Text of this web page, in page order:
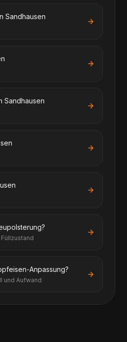
Sandhausen
Sandhausen
Anpassung?
und Aufwand